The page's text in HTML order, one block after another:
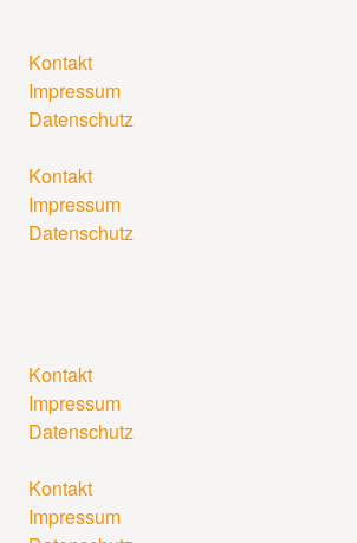
Kontakt
Impressum
Datenschutz
Kontakt
Impressum
Datenschutz
Kontakt
Impressum
Datenschutz
Kontakt
Impressum